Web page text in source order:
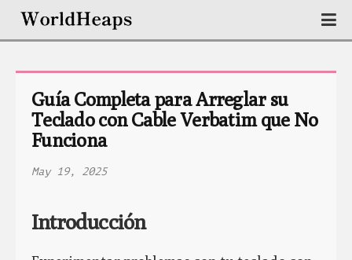
Guía Completa para Arreglar su
Teclado con Cable Verbatim que No
Funciona
May 19, 2025
Introducción